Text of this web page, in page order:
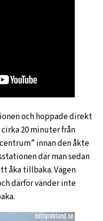
och hoppade direkt
20 minuter från
innan den åkte
där man sedan
åka tillbaka. Vägen
därför vänder inte